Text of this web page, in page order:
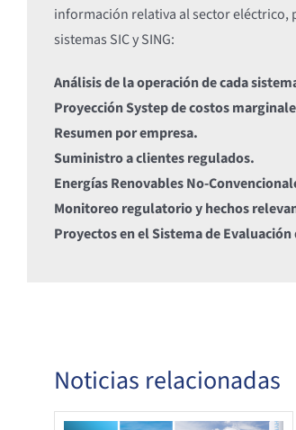
información relativa al sector eléctrico,
sistemas SIC y SING:
Análisis de la operación de cada
Proyección Systep de costos
Resumen por empresa.
Suministro a clientes regulados.
Energías Renovables No-
Monitoreo regulatorio y hechos
Proyectos en el Sistema de
Noticias relacionadas